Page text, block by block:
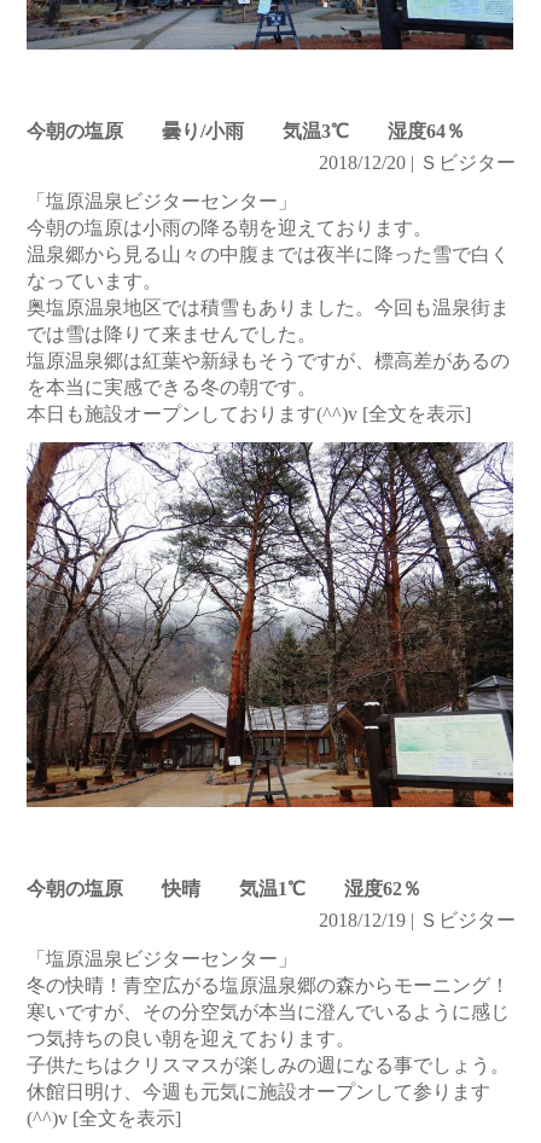
今朝の塩原 曇り/小雨 気温3℃ 湿度64％
2018/12/20 | Ｓビジター
「塩原温泉ビジターセンター」
今朝の塩原は小雨の降る朝を迎えております。
温泉郷から見る山々の中腹までは夜半に降った雪で白く
なっています。
奥塩原温泉地区では積雪もありました。今回も温泉街ま
では雪は降りて来ませんでした。
塩原温泉郷は紅葉や新緑もそうですが、標高差があるの
を本当に実感できる冬の朝です。
本日も施設オープンしております(^^)v [全文を表示]
今朝の塩原 快晴 気温1℃ 湿度62％
2018/12/19 | Ｓビジター
「塩原温泉ビジターセンター」
冬の快晴！青空広がる塩原温泉郷の森からモーニング！
寒いですが、その分空気が本当に澄んでいるように感じ
つ気持ちの良い朝を迎えております。
子供たちはクリスマスが楽しみの週になる事でしょう。
休館日明け、今週も元気に施設オープンして参ります
(^^)v [全文を表示]